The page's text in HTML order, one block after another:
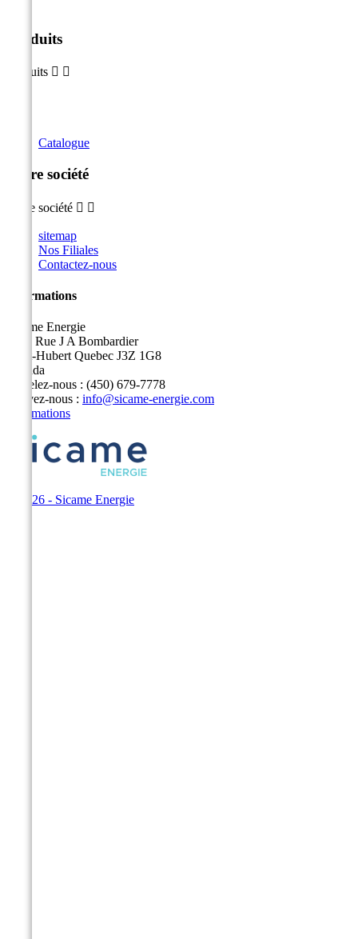
Produits
Produits  
Catalogue
Notre société
Notre société  
sitemap
Nos Filiales
Contactez-nous
Informations
Sicame Energie
5400 Rue J A Bombardier
Saint-Hubert Quebec J3Z 1G8
Canada
Appelez-nous : (450) 679-7778
Écrivez-nous : info@sicame-energie.com
Informations
© 2026 - Sicame Energie